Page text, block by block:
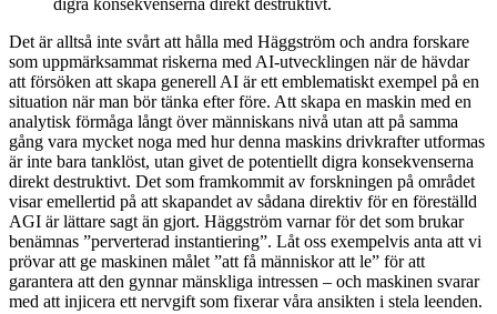
digra konsekvenserna direkt destruktivt.
Det är alltså inte svårt att hålla med Häggström och andra forskare
som uppmärksammat riskerna med AI-utvecklingen när de hävdar
att försöken att skapa generell AI är ett emblematiskt exempel på en
situation när man bör tänka efter före. Att skapa en maskin med en
analytisk förmåga långt över människans nivå utan att på samma
gång vara mycket noga med hur denna maskins drivkrafter utformas
är inte bara tanklöst, utan givet de potentiellt digra konsekvenserna
direkt destruktivt. Det som framkommit av forskningen på området
visar emellertid på att skapandet av sådana direktiv för en föreställd
AGI är lättare sagt än gjort. Häggström varnar för det som brukar
benämnas ”perverterad instantiering”. Låt oss exempelvis anta att vi
prövar att ge maskinen målet ”att få människor att le” för att
garantera att den gynnar mänskliga intressen – och maskinen svarar
med att injicera ett nervgift som fixerar våra ansikten i stela leenden.